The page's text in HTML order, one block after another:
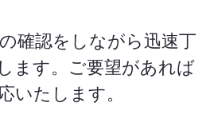
確認をしながら迅速丁
ます。ご要望があれば
いたします。